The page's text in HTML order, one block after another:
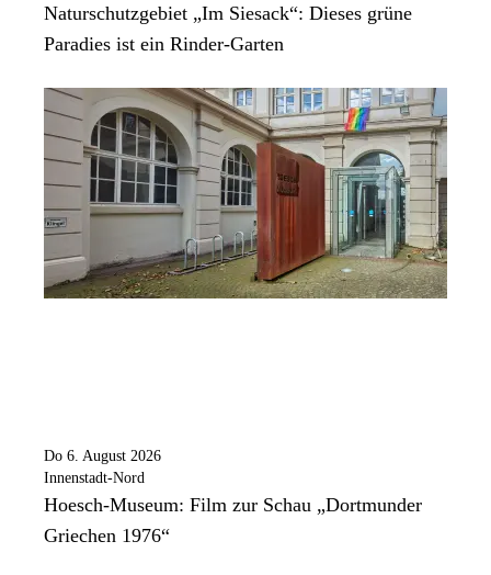
Naturschutzgebiet „Im Siesack“: Dieses grüne
Paradies ist ein Rinder-Garten
Do 6. August 2026
Innenstadt-Nord
Hoesch-Museum: Film zur Schau „Dortmunder
Griechen 1976“